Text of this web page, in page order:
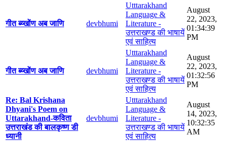
गीत ब्य्खोंण अब जाणि devbhumi
Utttarakhand
Language &
Literature -
उत्तराखण्ड की भाषायें
एवं साहित्य
August
22, 2023,
01:34:39
PM
गीत ब्य्खोंण अब जाणि devbhumi
Utttarakhand
Language &
Literature -
उत्तराखण्ड की भाषायें
एवं साहित्य
August
22, 2023,
01:32:56
PM
Re: Bal Krishana
Dhyani's Poem on
Uttarakhand-कविता
उत्तराखंड की बालकृष्ण डी
ध्यानी
devbhumi
Utttarakhand
Language &
Literature -
उत्तराखण्ड की भाषायें
एवं साहित्य
August
14, 2023,
10:32:35
AM